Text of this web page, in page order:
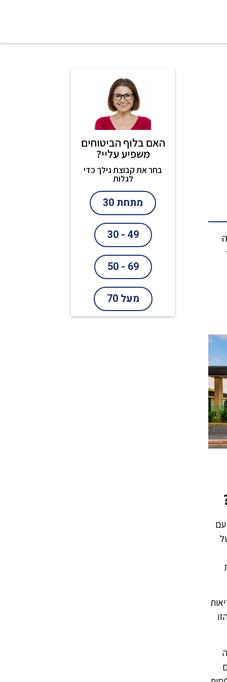
עם
האם בלוף הביטוחים
משפיע עליי?
בחר את קבוצת גילך כדי
לגלות
מתחת 30
49 - 30
69 - 50
מעל 70